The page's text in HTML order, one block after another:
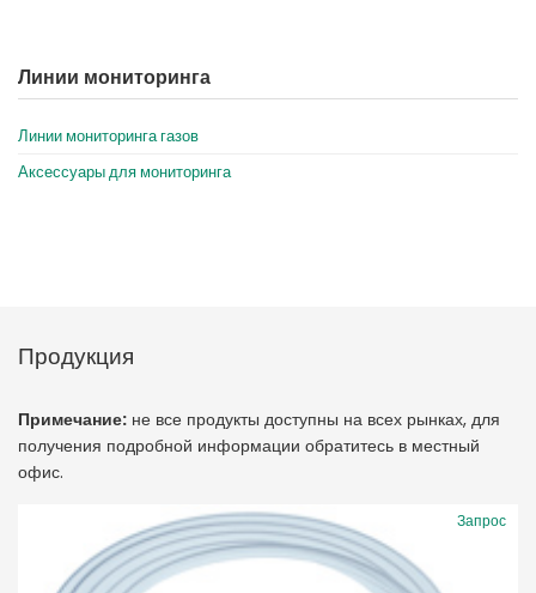
Линии мониторинга
Линии мониторинга газов
Аксессуары для мониторинга
Продукция
Примечание: не все продукты доступны на всех рынках, для
получения подробной информации обратитесь в местный
офис.
Запрос